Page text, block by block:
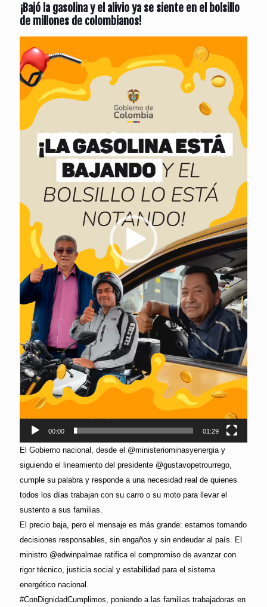
¡Bajó la gasolina y el alivio ya se siente en el bolsillo
de millones de colombianos!
de
vídeo
00:00 01:29
El Gobierno nacional, desde el @ministeriominasyenergia y
siguiendo el lineamiento del presidente @gustavopetrourrego,
cumple su palabra y responde a una necesidad real de quienes
todos los días trabajan con su carro o su moto para llevar el
sustento a sus familias.
El precio baja, pero el mensaje es más grande: estamos tomando
decisiones responsables, sin engaños y sin endeudar al país. El
ministro @edwinpalmae ratifica el compromiso de avanzar con
rigor técnico, justicia social y estabilidad para el sistema
energético nacional.
#ConDignidadCumplimos, poniendo a las familias trabajadoras en